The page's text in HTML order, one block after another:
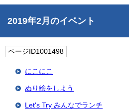
2019年2月のイベント
ページID1001498
にこにこ
ぬり絵をしよう
Let's Try みんなでランチ